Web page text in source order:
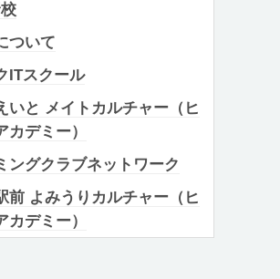
ついて
ITスクール
いと メイトカルチャー（ヒ
カデミー）
ングクラブネットワーク
前 よみうりカルチャー（ヒ
カデミー）